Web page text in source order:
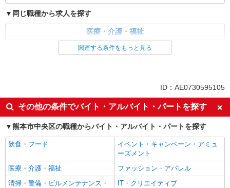
同じ職種から求人を探す
医療・介護・福祉
看護師・保健師・看護助手・助産師
ボーナス・賞与あり
車通勤OK
交通費支給
社会保険あり
産休・育休取得実績あり
関連する条件をもっと見る
ID：AE0730595105
その他の条件でバイト・アルバイト・パートを探す
熊本市中央区の職種からバイト・アルバイト・パートを探す
飲食・フード
イベント・キャンペーン・アミュ
ーズメント
医療・介護・福祉
ファッション・アパレル
清掃・警備・ビルメンテナンス・
IT・クリエイティブ